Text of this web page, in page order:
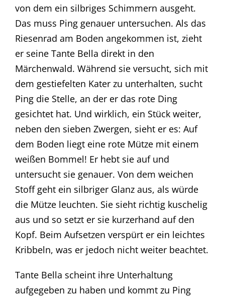
von dem ein silbriges Schimmern ausgeht.
Das muss Ping genauer untersuchen. Als das
Riesenrad am Boden angekommen ist, zieht
er seine Tante Bella direkt in den
Märchenwald. Während sie versucht, sich mit
dem gestiefelten Kater zu unterhalten, sucht
Ping die Stelle, an der er das rote Ding
gesichtet hat. Und wirklich, ein Stück weiter,
neben den sieben Zwergen, sieht er es: Auf
dem Boden liegt eine rote Mütze mit einem
weißen Bommel! Er hebt sie auf und
untersucht sie genauer. Von dem weichen
Stoff geht ein silbriger Glanz aus, als würde
die Mütze leuchten. Sie sieht richtig kuschelig
aus und so setzt er sie kurzerhand auf den
Kopf. Beim Aufsetzen verspürt er ein leichtes
Kribbeln, was er jedoch nicht weiter beachtet.
Tante Bella scheint ihre Unterhaltung
aufgegeben zu haben und kommt zu Ping